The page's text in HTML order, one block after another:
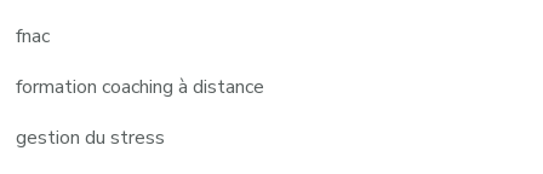
fnac
formation coaching à distance
gestion du stress